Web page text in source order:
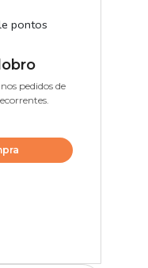
pedidos de